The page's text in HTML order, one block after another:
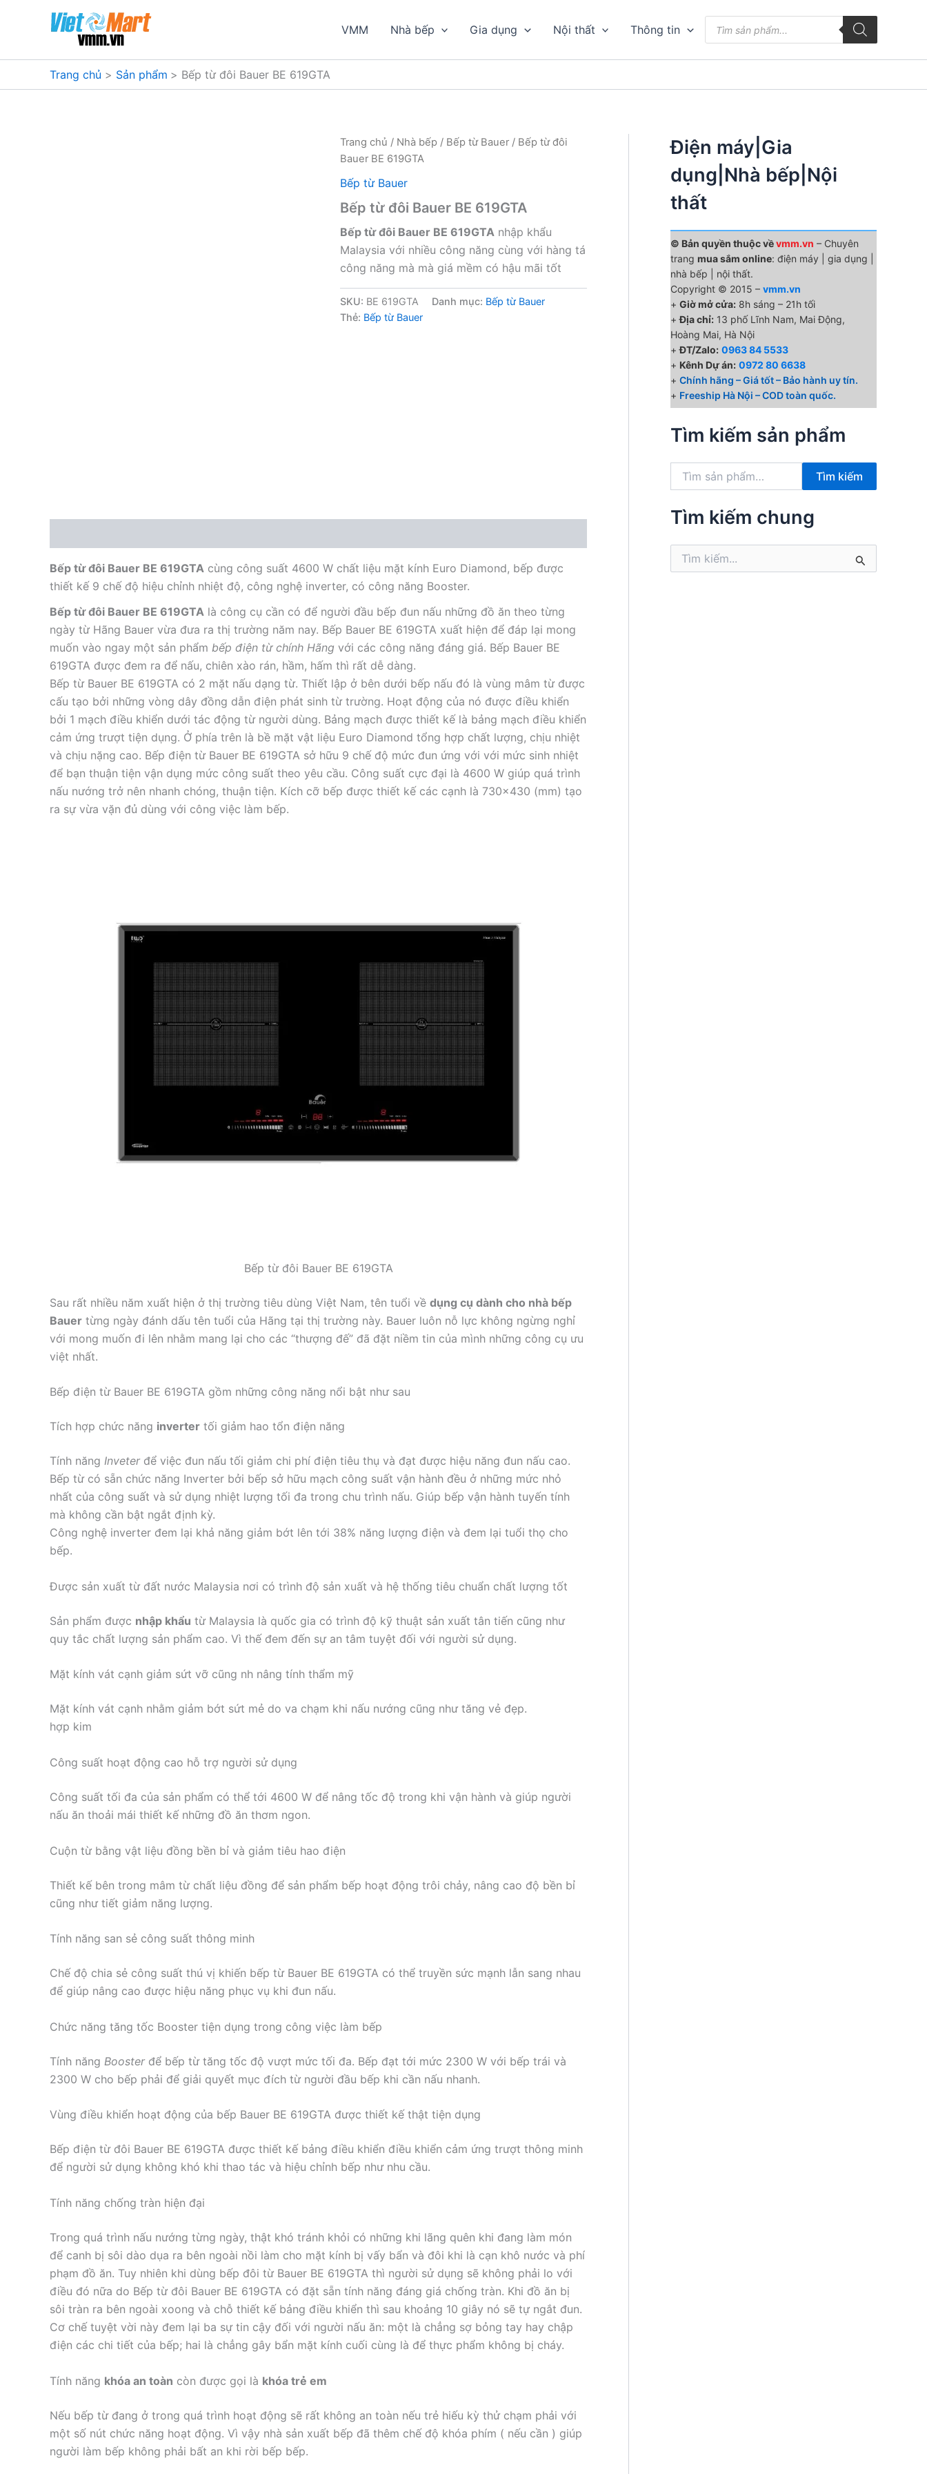
dung
VMM Nhà bếp Gia dụng Nội thất Thông tin
kiếm
phẩm
Trang chủ Sản phẩm Bếp từ đôi Bauer BE 619GTA
Trang chủ / Nhà bếp / Bếp từ Bauer/ Bếp từ đôi
Bauer BE 619GTA
Bếp từ Bauer
Bếp từ đôi Bauer BE 619GTA
Bếp từ đôi Bauer BE 619GTA nhập khẩu
Malaysia với nhiều công năng cùng với hàng tá
công năng mà mà giá mềm có hậu mãi tốt
SKU: BE 619GTA Danh mục: Bếp từ Bauer
Thẻ: Bếp từ Bauer
Bếp từ đôi Bauer BE 619GTA cùng công suất 4600 W chất liệu mặt kính Euro Diamond, bếp được
thiết kế 9 chế độ hiệu chỉnh nhiệt độ, công nghệ inverter, có công năng Booster.
Bếp từ đôi Bauer BE 619GTA là công cụ cần có để người đầu bếp đun nấu những đồ ăn theo từng
ngày từ Hãng Bauer vừa đưa ra thị trường năm nay. Bếp Bauer BE 619GTA xuất hiện để đáp lại mong
muốn vào ngay một sản phẩm bếp điện từ chính Hãng với các công năng đáng giá. Bếp Bauer BE
619GTA được đem ra để nấu, chiên xào rán, hầm, hấm thì rất dễ dàng.
Bếp từ Bauer BE 619GTA có 2 mặt nấu dạng từ. Thiết lập ở bên dưới bếp nấu đó là vùng mâm từ được
cấu tạo bởi những vòng dây đồng dẫn điện phát sinh từ trường. Hoạt động của nó được điều khiển
bởi 1 mạch điều khiển dưới tác động từ người dùng. Bảng mạch được thiết kế là bảng mạch điều khiển
cảm ứng trượt tiện dụng. Ở phía trên là bề mặt vật liệu Euro Diamond tổng hợp chất lượng, chịu nhiệt
và chịu nặng cao. Bếp điện từ Bauer BE 619GTA sở hữu 9 chế độ mức đun ứng với với mức sinh nhiệt
để bạn thuận tiện vận dụng mức công suất theo yêu cầu. Công suất cực đại là 4600 W giúp quá trình
nấu nướng trở nên nhanh chóng, thuận tiện. Kích cỡ bếp được thiết kế các cạnh là 730×430 (mm) tạo
ra sự vừa vặn đủ dùng với công việc làm bếp.
Bếp từ đôi Bauer BE 619GTA
Sau rất nhiều năm xuất hiện ở thị trường tiêu dùng Việt Nam, tên tuổi về dụng cụ dành cho nhà bếp
Bauer từng ngày đánh dấu tên tuổi của Hãng tại thị trường này. Bauer luôn nỗ lực không ngừng nghỉ
với mong muốn đi lên nhằm mang lại cho các “thượng đế” đã đặt niềm tin của mình những công cụ ưu
việt nhất.
Bếp điện từ Bauer BE 619GTA gồm những công năng nổi bật như sau
Tích hợp chức năng inverter tối giảm hao tổn điện năng
Tính năng Inveterđể việc đun nấu tối giảm chi phí điện tiêu thụ và đạt được hiệu năng đun nấu cao.
Bếp từ có sẵn chức năng Inverter bởi bếp sở hữu mạch công suất vận hành đều ở những mức nhỏ
nhất của công suất và sử dụng nhiệt lượng tối đa trong chu trình nấu. Giúp bếp vận hành tuyến tính
mà không cần bật ngắt định kỳ.
Công nghệ inverter đem lại khả năng giảm bớt lên tới 38% năng lượng điện và đem lại tuổi thọ cho
bếp.
Được sản xuất từ đất nước Malaysia nơi có trình độ sản xuất và hệ thống tiêu chuẩn chất lượng tốt
Sản phẩm được nhập khẩu từ Malaysia là quốc gia có trình độ kỹ thuật sản xuất tân tiến cũng như
quy tắc chất lượng sản phẩm cao. Vì thế đem đến sự an tâm tuyệt đối với người sử dụng.
Mặt kính vát cạnh giảm sứt vỡ cũng nh nâng tính thẩm mỹ
Mặt kính vát cạnh nhằm giảm bớt sứt mẻ do va chạm khi nấu nướng cũng như tăng vẻ đẹp.
hợp kim
Công suất hoạt động cao hỗ trợ người sử dụng
Công suất tối đa của sản phẩm có thể tới 4600 W để nâng tốc độ trong khi vận hành và giúp người
nấu ăn thoải mái thiết kế những đồ ăn thơm ngon.
Cuộn từ bằng vật liệu đồng bền bỉ và giảm tiêu hao điện
Thiết kế bên trong mâm từ chất liệu đồng để sản phẩm bếp hoạt động trôi chảy, nâng cao độ bền bỉ
cũng như tiết giảm năng lượng.
Tính năng san sẻ công suất thông minh
Chế độ chia sẻ công suất thú vị khiến bếp từ Bauer BE 619GTA có thể truyền sức mạnh lẫn sang nhau
để giúp nâng cao được hiệu năng phục vụ khi đun nấu.
Chức năng tăng tốc Booster tiện dụng trong công việc làm bếp
Tính năng Boosterđể bếp từ tăng tốc độ vượt mức tối đa. Bếp đạt tới mức 2300 W với bếp trái và
2300 W cho bếp phải để giải quyết mục đích từ người đầu bếp khi cần nấu nhanh.
Vùng điều khiển hoạt động của bếp Bauer BE 619GTA được thiết kế thật tiện dụng
Bếp điện từ đôi Bauer BE 619GTA được thiết kế bảng điều khiển điều khiển cảm ứng trượt thông minh
để người sử dụng không khó khi thao tác và hiệu chỉnh bếp như nhu cầu.
Tính năng chống tràn hiện đại
Trong quá trình nấu nướng từng ngày, thật khó tránh khỏi có những khi lãng quên khi đang làm món
để canh bị sôi dào dụa ra bên ngoài nồi làm cho mặt kính bị vấy bẩn và đôi khi là cạn khô nước và phí
phạm đồ ăn. Tuy nhiên khi dùng bếp đôi từ Bauer BE 619GTA thì người sử dụng sẽ không phải lo với
điều đó nữa do Bếp từ đôi Bauer BE 619GTA có đặt sẵn tính năng đáng giá chống tràn. Khi đồ ăn bị
sôi tràn ra bên ngoài xoong và chỗ thiết kế bảng điều khiển thì sau khoảng 10 giây nó sẽ tự ngắt đun.
Cơ chế tuyệt vời này đem lại ba sự tin cậy đối với người nấu ăn: một là chẳng sợ bỏng tay hay chập
điện các chi tiết của bếp; hai là chẳng gây bẩn mặt kính cuối cùng là để thực phẩm không bị cháy.
Tính năng khóa an toàn còn được gọi là khóa trẻ em
Nếu bếp từ đang ở trong quá trình hoạt động sẽ rất không an toàn nếu trẻ hiếu kỳ thử chạm phải với
một số nút chức năng hoạt động. Vì vậy nhà sản xuất bếp đã thêm chế độ khóa phím ( nếu cần ) giúp
người làm bếp không phải bất an khi rời bếp bếp.
Điện máy|Gia
dụng|Nhà bếp|Nội
thất
© Bản quyền thuộc vềvmm.vn – Chuyên
trang mua sắm online: điện máy | gia dụng |
nhà bếp | nội thất.
Copyright © 2015 – vmm.vn
+ Giờ mở cửa: 8h sáng – 21h tối
+Địa chỉ: 13 phố Lĩnh Nam, Mai Động,
Hoàng Mai, Hà Nội
+ĐT/Zalo: 0963 84 5533
+ Kênh Dự án: 0972 80 6638
+ Chính hãng – Giá tốt – Bảo hành uy tín.
+ Freeship Hà Nội – COD toàn quốc.
Tìm kiếm sản phẩm
k
Tìm kiếm
Tìm kiếm chung